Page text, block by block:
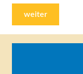
weiter